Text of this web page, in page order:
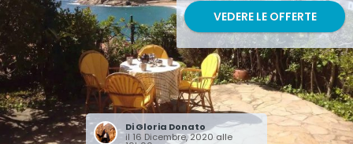
DiGloria Donato
il 16 Dicembre, 2020 alle
VEDERE LE OFFERTE